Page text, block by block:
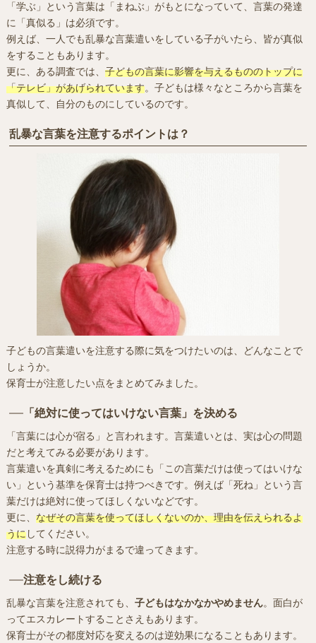
「学ぶ」という言葉は「まねぶ」がもとになっていて、言葉の発達
に「真似る」は必須です。
例えば、一人でも乱暴な言葉遣いをしている子がいたら、皆が真似
をすることもあります。
更に、ある調査では、 子どもの言葉に影響を与えるもののトップに
「テレビ」があげられています。子どもは様々なところから言葉を
真似して、自分のものにしているのです。
乱暴な言葉を注意するポイントは？
子どもの言葉遣いを注意する際に気をつけたいのは、どんなことで
しょうか。
保育士が注意したい点をまとめてみました。
「絶対に使ってはいけない言葉」を決める
「言葉には心が宿る」と言われます。言葉遣いとは、実は心の問題
だと考えてみる必要があります。
言葉遣いを真剣に考えるためにも「この言葉だけは使ってはいけな
い」という基準を保育士は持つべきです。例えば「死ね」という言
葉だけは絶対に使ってほしくないなどです。
更に、 なぜその言葉を使ってほしくないのか、理由を伝えられるよ
うにしてください。
注意する時に説得力がまるで違ってきます。
注意をし続ける
乱暴な言葉を注意されても、 子どもはなかなかやめません。面白が
ってエスカレートすることさえもあります。
保育士がその都度対応を変えるのは逆効果になることもあります。